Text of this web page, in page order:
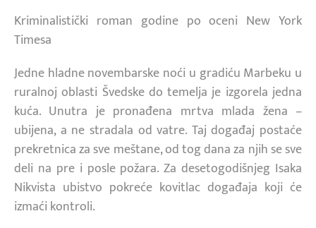
Kriminalistički roman godine po oceni New York
Timesa
Jedne hladne novembarske noći u gradiću Marbeku u
ruralnoj oblasti Švedske do temelja je izgorela jedna
kuća. Unutra je pronađena mrtva mlada žena –
ubijena, a ne stradala od vatre. Taj događaj postaće
prekretnica za sve meštane, od tog dana za njih se sve
deli na pre i posle požara. Za desetogodišnjeg Isaka
Nikvista ubistvo pokreće kovitlac događaja koji će
izmaći kontroli.